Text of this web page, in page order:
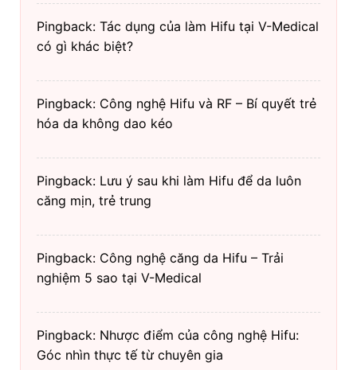
Pingback: Tác dụng của làm Hifu tại V-Medical
có gì khác biệt?
Pingback: Công nghệ Hifu và RF – Bí quyết trẻ
hóa da không dao kéo
Pingback: Lưu ý sau khi làm Hifu để da luôn
căng mịn, trẻ trung
Pingback: Công nghệ căng da Hifu – Trải
nghiệm 5 sao tại V-Medical
Pingback: Nhược điểm của công nghệ Hifu:
Góc nhìn thực tế từ chuyên gia